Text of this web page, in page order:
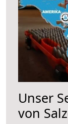
Unser
von